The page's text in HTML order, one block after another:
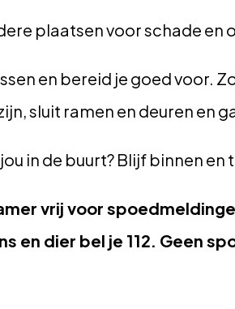
plaatsen voor schade en
en bereid je goed voor.
sluit ramen en deuren en
in de buurt? Blijf binnen
vrij voor
en dier bel je 112. Geen